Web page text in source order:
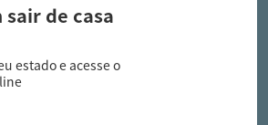
sair de casa
estado e acesse o